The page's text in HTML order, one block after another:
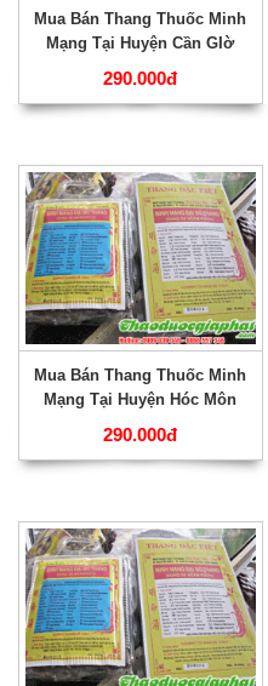
Mua Bán Thang Thuốc Minh
Mạng Tại Huyện Cần GIờ
Điều Trị Bán Thân Bất Toại
290.000đ
Mua Bán Thang Thuốc Minh
Mạng Tại Huyện Hóc Môn
Giúp Gia Tăng Khí Huyết
290.000đ